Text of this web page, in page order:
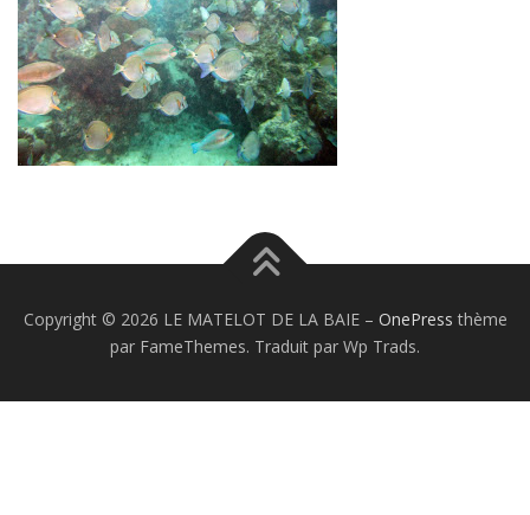
Copyright © 2026 LE MATELOT DE LA BAIE – OnePress thème
par FameThemes. Traduit par Wp Trads.